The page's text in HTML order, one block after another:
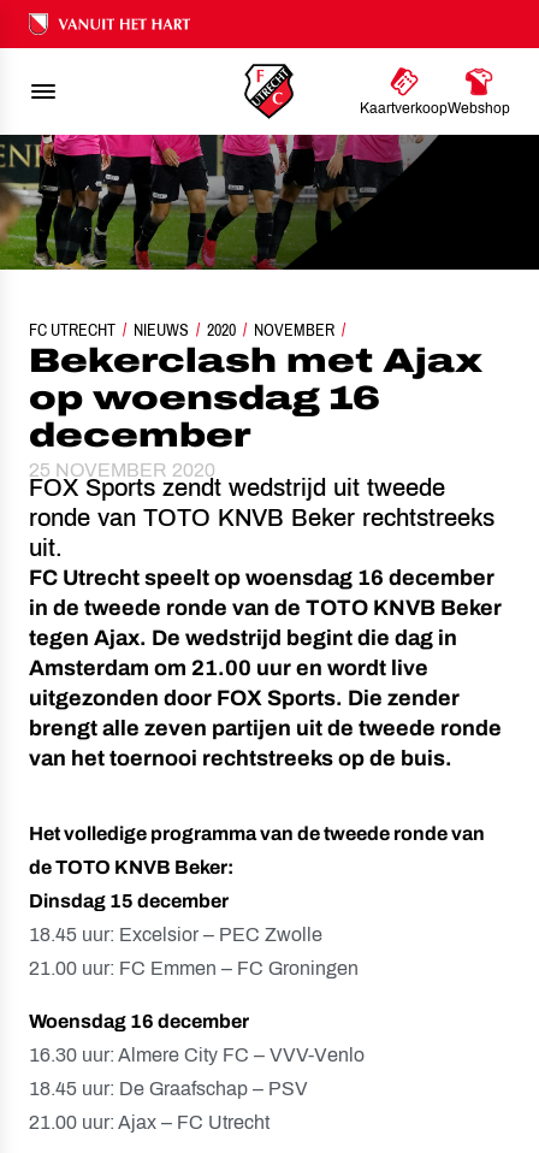
Ons nalatenschap
KaartverkoopWebshop
FC UTRECHT NIEUWS 2020 NOVEMBER
BEKERCLASH MET AJAX OP WOENSDAG 16 DECEMBER
Bekerclash met Ajax
op woensdag 16
december
25 NOVEMBER 2020
FOX Sports zendt wedstrijd uit tweede
ronde van TOTO KNVB Beker rechtstreeks
uit.
FC Utrecht speelt op woensdag 16 december
in de tweede ronde van de TOTO KNVB Beker
tegen Ajax. De wedstrijd begint die dag in
Amsterdam om 21.00 uur en wordt live
uitgezonden door FOX Sports. Die zender
brengt alle zeven partijen uit de tweede ronde
van het toernooi rechtstreeks op de buis.
Het volledige programma van de tweede ronde van
de TOTO KNVB Beker:
Dinsdag 15 december
18.45 uur: Excelsior – PEC Zwolle
21.00 uur: FC Emmen – FC Groningen
Woensdag 16 december
16.30 uur: Almere City FC – VVV-Venlo
18.45 uur: De Graafschap – PSV
21.00 uur: Ajax – FC Utrecht